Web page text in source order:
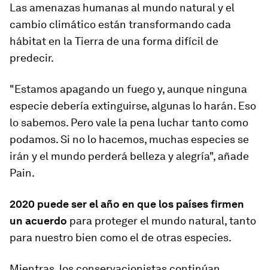
Las amenazas humanas al mundo natural y el
cambio climático están transformando cada
hábitat en la Tierra de una forma difícil de
predecir.
"Estamos apagando un fuego y, aunque ninguna
especie debería extinguirse, algunas lo harán. Eso
lo sabemos. Pero vale la pena luchar tanto como
podamos. Si no lo hacemos, muchas especies se
irán y el mundo perderá belleza y alegría", añade
Pain.
2020 puede ser el año en que los países firmen
un acuerdo para proteger el mundo natural, tanto
para nuestro bien como el de otras especies.